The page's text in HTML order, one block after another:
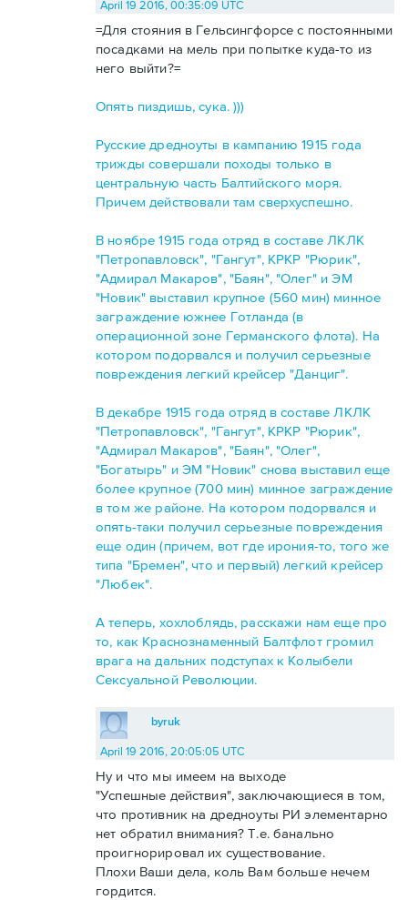
April 19 2016, 00:35:09 UTC
=Для стояния в Гельсингфорсе с постоянными
посадками на мель при попытке куда-то из
него выйти?=
Опять пиздишь, сука. )))
Русские дредноуты в кампанию 1915 года
трижды совершали походы только в
центральную часть Балтийского моря.
Причем действовали там сверхуспешно.
В ноябре 1915 года отряд в составе ЛКЛК
"Петропавловск", "Гангут", КРКР "Рюрик",
"Адмирал Макаров", "Баян", "Олег" и ЭМ
"Новик" выставил крупное (560 мин) минное
заграждение южнее Готланда (в
операционной зоне Германского флота). На
котором подорвался и получил серьезные
повреждения легкий крейсер "Данциг".
В декабре 1915 года отряд в составе ЛКЛК
"Петропавловск", "Гангут", КРКР "Рюрик",
"Адмирал Макаров", "Баян", "Олег",
"Богатырь" и ЭМ "Новик" снова выставил еще
более крупное (700 мин) минное заграждение
в том же районе. На котором подорвался и
опять-таки получил серьезные повреждения
еще один (причем, вот где ирония-то, того же
типа "Бремен", что и первый) легкий крейсер
"Любек".
А теперь, хохлоблядь, расскажи нам еще про
то, как Краснознаменный Балтфлот громил
врага на дальних подступах к Колыбели
Сексуальной Революции.
byruk
April 19 2016, 20:05:05 UTC
Ну и что мы имеем на выходе
"Успешные действия", заключающиеся в том,
что противник на дредноуты РИ элементарно
нет обратил внимания? Т.е. банально
проигнорировал их существование.
Плохи Ваши дела, коль Вам больше нечем
гордится.